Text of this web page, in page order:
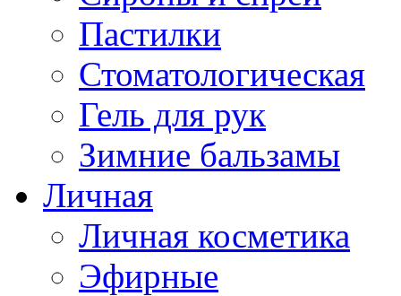
Пастилки
Стоматологическая
Гель для рук
Зимние бальзамы
Личная
Личная косметика
Эфирные